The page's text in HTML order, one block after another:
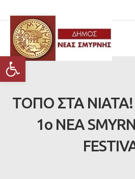
Ανοίξτε τη γραμμή εργαλείων
ΤΟΠΟ ΣΤΑ ΝΙΑΤΑ!
1ο NEA